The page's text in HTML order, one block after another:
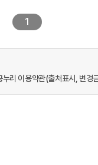
1
리 이용약관(출처표시, 변경